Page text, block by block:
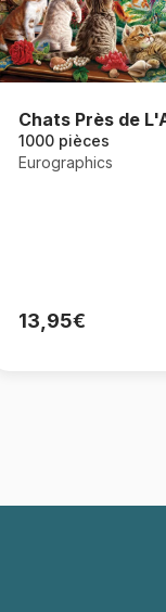
Chats Près de
1000 pièces
Eurographics
13,95€